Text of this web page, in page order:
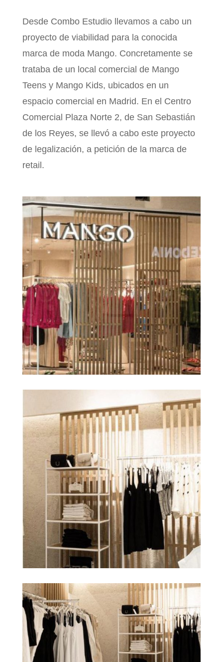
Desde Combo Estudio llevamos a cabo un
proyecto de viabilidad para la conocida
marca de moda Mango. Concretamente se
trataba de un local comercial de Mango
Teens y Mango Kids, ubicados en un
espacio comercial en Madrid. En el Centro
Comercial Plaza Norte 2, de San Sebastián
de los Reyes, se llevó a cabo este proyecto
de legalización, a petición de la marca de
retail.